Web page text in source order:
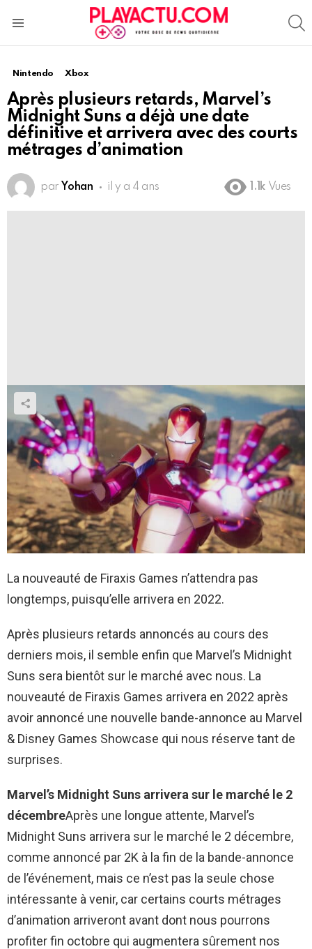
Nintendo Xbox
Après plusieurs retards, Marvel’s
Midnight Suns a déjà une date
définitive et arrivera avec des courts
métrages d’animation
par Yohan il y a 4 ans 1.1k Vues
La nouveauté de Firaxis Games n’attendra pas
longtemps, puisqu’elle arrivera en 2022.
Après plusieurs retards annoncés au cours des
derniers mois, il semble enfin que Marvel’s Midnight
Suns sera bientôt sur le marché avec nous. La
nouveauté de Firaxis Games arrivera en 2022 après
avoir annoncé une nouvelle bande-annonce au Marvel
& Disney Games Showcase qui nous réserve tant de
surprises.
Marvel’s Midnight Suns arrivera sur le marché le 2
décembreAprès une longue attente, Marvel’s
Midnight Suns arrivera sur le marché le 2 décembre,
comme annoncé par 2K à la fin de la bande-annonce
de l’événement, mais ce n’est pas la seule chose
intéressante à venir, car certains courts métrages
d’animation arriveront avant dont nous pourrons
profiter fin octobre qui augmentera sûrement nos